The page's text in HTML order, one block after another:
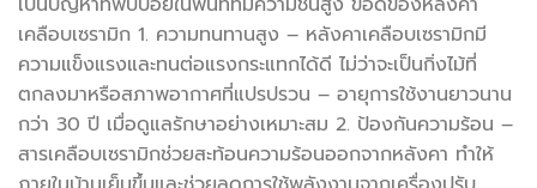
เคลือบเซรามิก 1. ความทนทานสูง – หลังคาเคลือบเซรามิกมี
ความแข็งแรงและทนต่อแรงกระแทกได้ดี ไม่ว่าจะเป็นกิ่งไม้ที่
ตกลงมาหรือสภาพอากาศที่แปรปรวน – อายุการใช้งานยาวนาน
กว่า 30 ปี เมื่อดูแลรักษาอย่างเหมาะสม 2. ป้องกันความร้อน –
สารเคลือบเซรามิกช่วยสะท้อนความร้อนออกจากหลังคา ทำให้